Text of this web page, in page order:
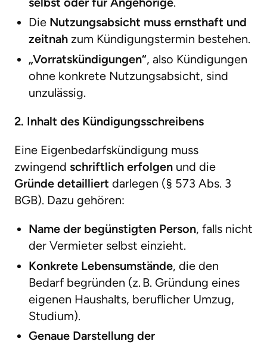
Die Nutzungsabsicht muss ernsthaft und
zeitnah zum Kündigungstermin bestehen.
„Vorratskündigungen“, also Kündigungen
ohne konkrete Nutzungsabsicht, sind
unzulässig.
2. Inhalt des Kündigungsschreibens
Eine Eigenbedarfskündigung muss
zwingend schriftlich erfolgen und die
Gründe detailliert darlegen (§ 573 Abs. 3
BGB). Dazu gehören:
Name der begünstigten Person, falls nicht
der Vermieter selbst einzieht.
Konkrete Lebensumstände, die den
Bedarf begründen (z. B. Gründung eines
eigenen Haushalts, beruflicher Umzug,
Studium).
Genaue Darstellung der